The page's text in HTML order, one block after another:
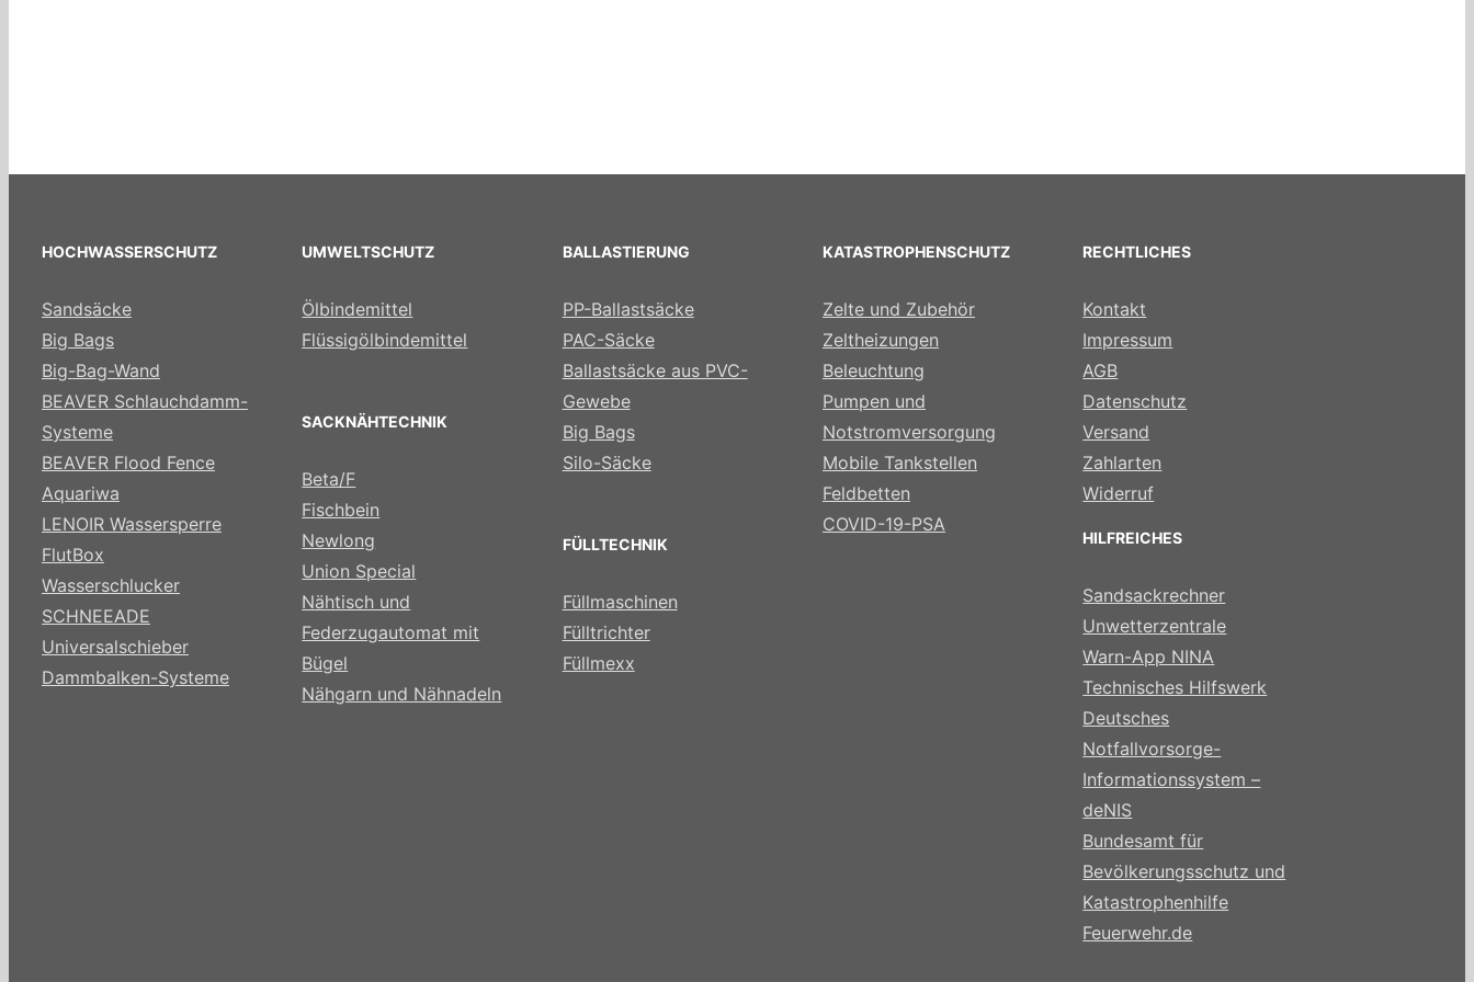
HOCHWASSERSCHUTZ
Sandsäcke
Big Bags
Big-Bag-Wand
BEAVER Schlauchdamm-
Systeme
BEAVER Flood Fence
Aquariwa
LENOIR Wassersperre
FlutBox
Wasserschlucker
SCHNEEADE
Universalschieber
Dammbalken-Systeme
UMWELTSCHUTZ
Ölbindemittel
Flüssigölbindemittel
SACKNÄHTECHNIK
Beta/F
Fischbein
Newlong
Union Special
Nähtisch und
Federzugautomat mit
Bügel
Nähgarn und Nähnadeln
BALLASTIERUNG
PP-Ballastsäcke
PAC-Säcke
Ballastsäcke aus PVC-
Gewebe
Big Bags
Silo-Säcke
FÜLLTECHNIK
Füllmaschinen
Fülltrichter
Füllmexx
KATASTROPHENSCHUTZ
Zelte und Zubehör
Zeltheizungen
Beleuchtung
Pumpen und
Notstromversorgung
Mobile Tankstellen
Feldbetten
COVID-19-PSA
RECHTLICHES
Kontakt
Impressum
AGB
Datenschutz
Versand
Zahlarten
Widerruf
HILFREICHES
Sandsackrechner
Unwetterzentrale
Warn-App NINA
Technisches Hilfswerk
Deutsches
Notfallvorsorge-
Informationssystem –
deNIS
Bundesamt für
Bevölkerungsschutz und
Katastrophenhilfe
Feuerwehr.de